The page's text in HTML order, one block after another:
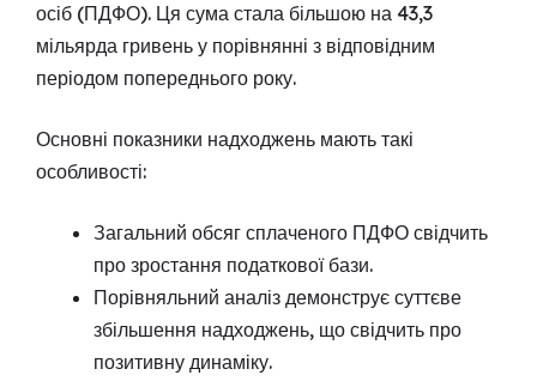
осіб (ПДФО). Ця сума стала більшою на 43,3
мільярда гривень у порівнянні з відповідним
періодом попереднього року.
Основні показники надходжень мають такі
особливості:
Загальний обсяг сплаченого ПДФО свідчить
про зростання податкової бази.
Порівняльний аналіз демонструє суттєве
збільшення надходжень, що свідчить про
позитивну динаміку.